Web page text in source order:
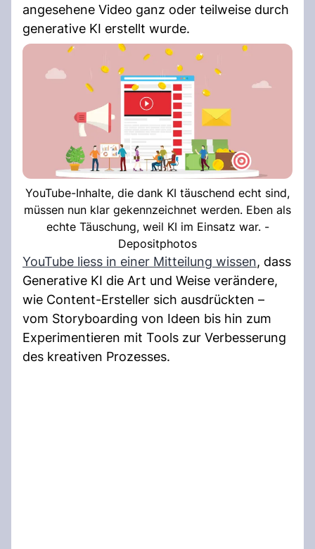
angesehene Video ganz oder teilweise durch
generative KI erstellt wurde.
YouTube-Inhalte, die dank KI täuschend echt sind,
müssen nun klar gekennzeichnet werden. Eben als
echte Täuschung, weil KI im Einsatz war. -
Depositphotos
YouTube liess in einer Mitteilung wissen, dass
Generative KI die Art und Weise verändere,
wie Content-Ersteller sich ausdrückten –
vom Storyboarding von Ideen bis hin zum
Experimentieren mit Tools zur Verbesserung
des kreativen Prozesses.